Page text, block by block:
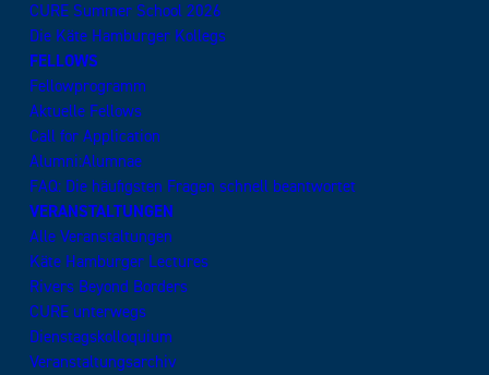
CURE Summer School 2026
Die Käte Hamburger Kollegs
FELLOWS
Fellowprogramm
Aktuelle Fellows
Call for Application
Alumni:Alumnae
FAQ: Die häufigsten Fragen schnell beantwortet
VERANSTALTUNGEN
Alle Veranstaltungen
Käte Hamburger Lectures
Rivers Beyond Borders
CURE unterwegs
Dienstagskolloquium
Veranstaltungsarchiv